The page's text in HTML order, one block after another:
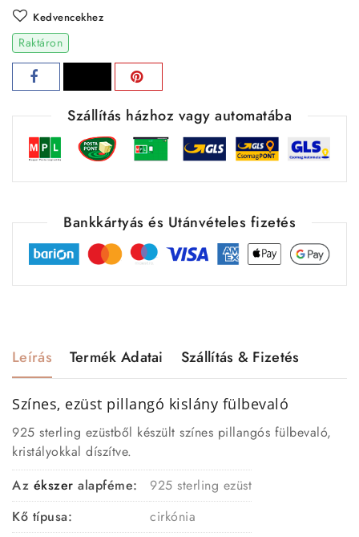
Kedvencekhez
Raktáron
Szállítás házhoz vagy automatába
Bankkártyás és Utánvételes fizetés
Leírás Termék Adatai Szállítás & Fizetés
Színes, ezüst pillangó kislány fülbevaló
925 sterling ezüstből készült színes pillangós fülbevaló,
kristályokkal díszítve.
Az ékszer alapféme:
925 sterling ezüst
Kő típusa:
cirkónia